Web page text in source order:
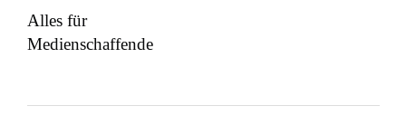
Alles für
Medienschaffende